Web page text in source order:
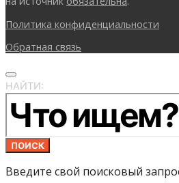
Политика конфиденциальности
Обратная связь
НАЙТИ:
ПОИСК
Введите свой поисковый